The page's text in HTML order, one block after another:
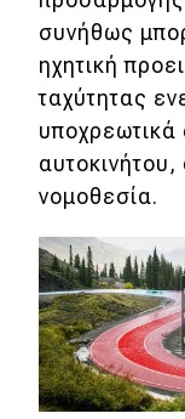
συνήθως
ηχητική
ταχύτητας
υποχρεωτικά
νομοθεσία.